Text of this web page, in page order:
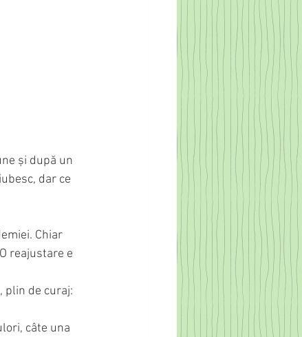
și după un
dar ce
Chiar
reajustare e
plin de curaj:
câte una